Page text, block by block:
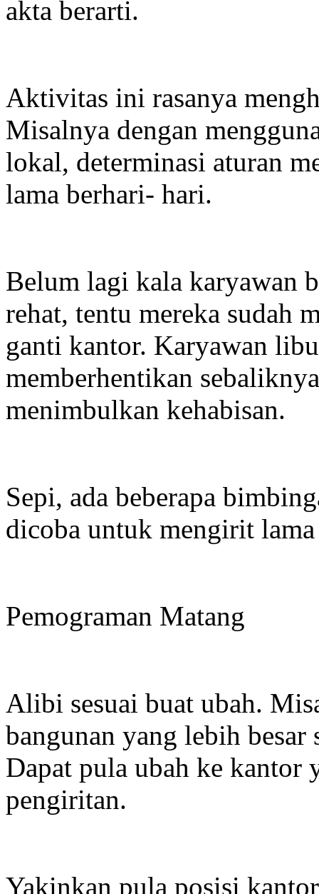
akta berarti.
Aktivitas ini rasanya
Misalnya dengan
lokal, determinasi aturan
lama berhari- hari.
Belum lagi kala karyawan
rehat, tentu mereka sudah
ganti kantor. Karyawan
memberhentikan
menimbulkan kehabisan.
Sepi, ada beberapa
dicoba untuk mengirit
Pemograman Matang
Alibi sesuai buat ubah.
bangunan yang lebih
Dapat pula ubah ke kantor
pengiritan.
Yakinkan pula posisi